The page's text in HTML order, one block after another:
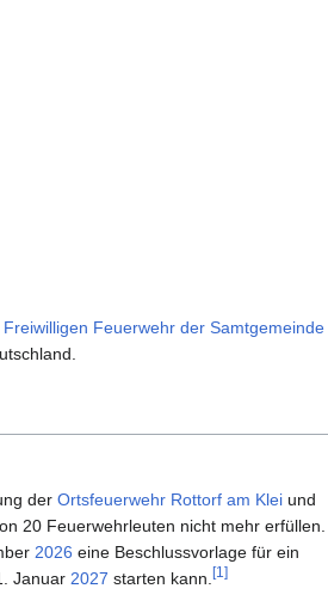
Freiwilligen Feuerwehr der Samtgemeinde
der Ortsfeuerwehr Rottorf am Klei und
20 Feuerwehrleuten nicht mehr erfüllen.
2026 eine Beschlussvorlage für ein
Januar 2027 starten kann. [1 ]